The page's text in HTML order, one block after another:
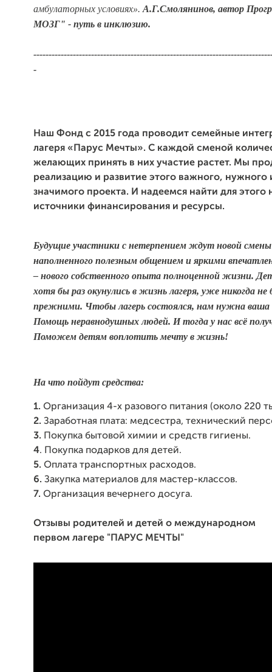
амбулаторных условиях». А.Г.Смолянинов, автор
МОЗГ" - путь в инклюзию.
-
Наш Фонд с 2015 года проводит семейные
лагеря «Парус Мечты». С каждой сменой
желающих принять в них участие растет. Мы
реализацию и развитие этого важного, нужного
значимого проекта. И надеемся найти для этого
источники финансирования и ресурсы.
Будущие участники с нетерпением ждут новой смены
наполненного полезным общением и яркими
– нового собственного опыта полноценной жизни.
хотя бы раз окунулись в жизнь лагеря, уже никогда не
прежними. Чтобы лагерь состоялся, нам нужна
Помощь неравнодушных людей. И тогда у нас всё
Поможем детям воплотить мечту в жизнь!
На что пойдут средства:
1. Организация 4-х разового питания (около 220
2. Заработная плата: медсестра, технический
3. Покупка бытовой химии и средств гигиены.
4. Покупка подарков для детей.
5. Оплата транспортных расходов.
6. Закупка материалов для мастер-классов.
7. Организация вечернего досуга.
Отзывы родителей и детей о международном
первом лагере "ПАРУС МЕЧТЫ"